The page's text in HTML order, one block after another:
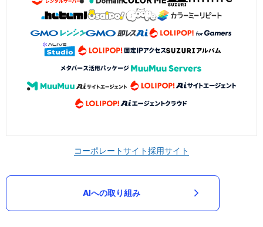
コーポレートサイト採用サイト
AIへの取り組み